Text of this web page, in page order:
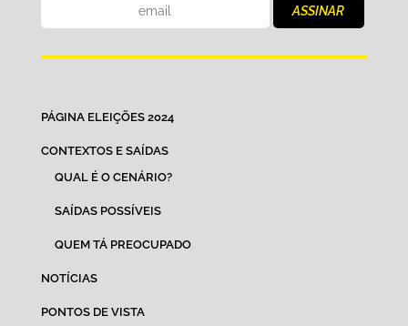
PÁGINA ELEIÇÕES 2024
CONTEXTOS E SAÍDAS
QUAL É O CENÁRIO?
SAÍDAS POSSÍVEIS
QUEM TÁ PREOCUPADO
NOTÍCIAS
PONTOS DE VISTA